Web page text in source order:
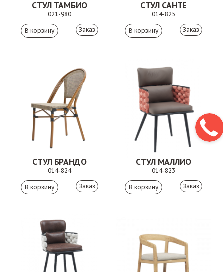
СТУЛ ТАМБИО
021-980
Заказ
СТУЛ САНТЕ
014-825
Заказ
СТУЛ БРАНДО
014-824
Заказ
СТУЛ МАЛЛИО
014-823
Заказ